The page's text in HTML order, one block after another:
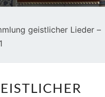
geistlicher Lieder –